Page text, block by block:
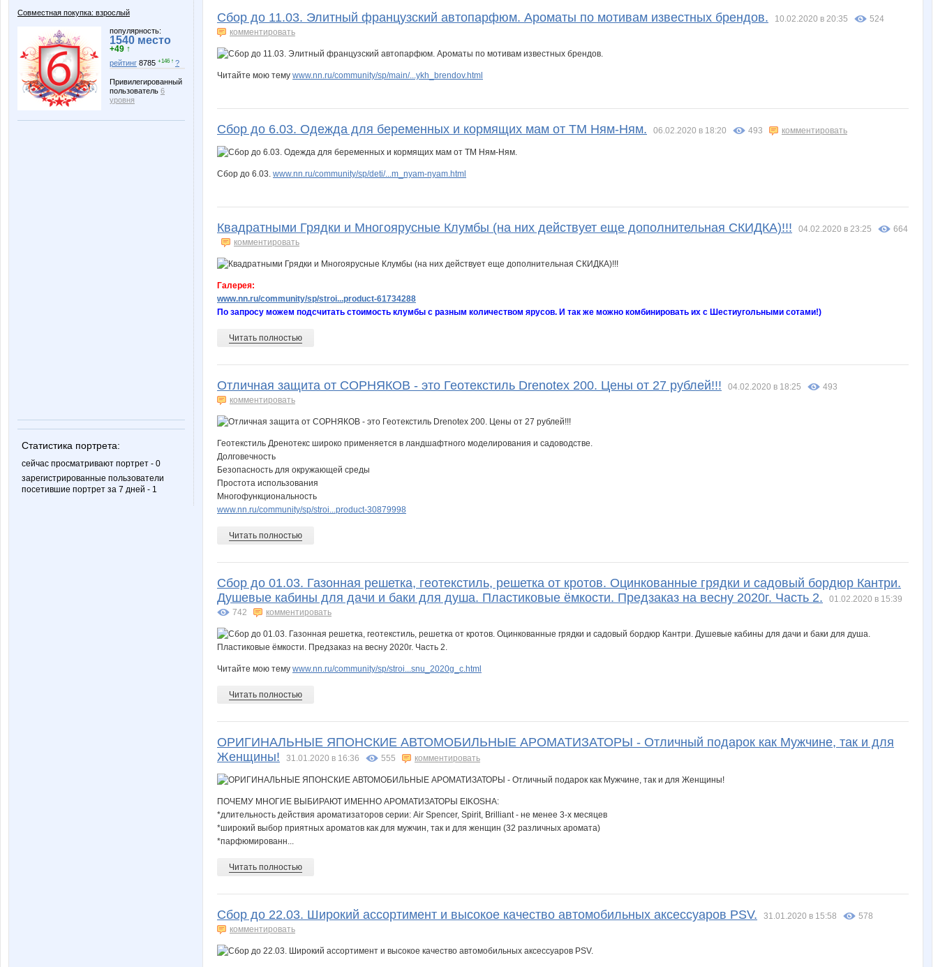
Совместная покупка: взрослый
популярность:
1540 место
+49 ↑
рейтинг 8785 +146 ↑ ?
Привилегированный
пользователь 6
уровня
Статистика портрета:
сейчас просматривают портрет - 0
зарегистрированные пользователи
посетившие портрет за 7 дней - 1
Сбор до 11.03. Элитный французский автопарфюм. Ароматы по мотивам известных брендов. 10.02.2020 в 20:35
524
комментировать
Читайте мою тему www.nn.ru/community/sp/main/...ykh_brendov.html
Сбор до 6.03. Одежда для беременных и кормящих мам от ТМ Ням-Ням. 06.02.2020 в 18:20 493 комментировать
Сбор до 6.03. www.nn.ru/community/sp/deti/...m_nyam-nyam.html
Квадратными Грядки и Многоярусные Клумбы (на них действует еще дополнительная СКИДКА)!!! 04.02.2020 в 23:25
664
комментировать
Галерея:
www.nn.ru/community/sp/stroi...product-61734288
По запросу можем подсчитать стоимость клумбы с разным количеством ярусов. И так же можно комбинировать их с Шестиугольными сотами!)
Читать полностью
Отличная защита от СОРНЯКОВ - это Геотекстиль Drenotex 200. Цены от 27 рублей!!! 04.02.2020 в 18:25
493
комментировать
Геотекстиль Дренотекс широко применяется в ландшафтного моделирования и садоводстве.
Долговечность
Безопасность для окружающей среды
Простота использования
Многофункциональность
www.nn.ru/community/sp/stroi...product-30879998
Читать полностью
Сбор до 01.03. Газонная решетка, геотекстиль, решетка от кротов. Оцинкованные грядки и садовый бордюр Кантри.
Душевые кабины для дачи и баки для душа. Пластиковые ёмкости. Предзаказ на весну 2020г. Часть 2.
01.02.2020 в 15:39
742
комментировать
Читайте мою тему www.nn.ru/community/sp/stroi...snu_2020g_c.html
Читать полностью
ОРИГИНАЛЬНЫЕ ЯПОНСКИЕ АВТОМОБИЛЬНЫЕ АРОМАТИЗАТОРЫ - Отличный подарок как Мужчине, так и для
Женщины!
31.01.2020 в 16:36 555 комментировать
ПОЧЕМУ МНОГИЕ ВЫБИРАЮТ ИМЕННО АРОМАТИЗАТОРЫ EIKOSHA:
*длительность действия ароматизаторов серии: Air Spencer, Spirit, Brilliant - не менее 3-х месяцев
*широкий выбор приятных ароматов как для мужчин, так и для женщин (32 различных аромата)
*парфюмированн...
Читать полностью
Сбор до 22.03. Широкий ассортимент и высокое качество автомобильных аксессуаров PSV. 31.01.2020 в 15:58
578
комментировать